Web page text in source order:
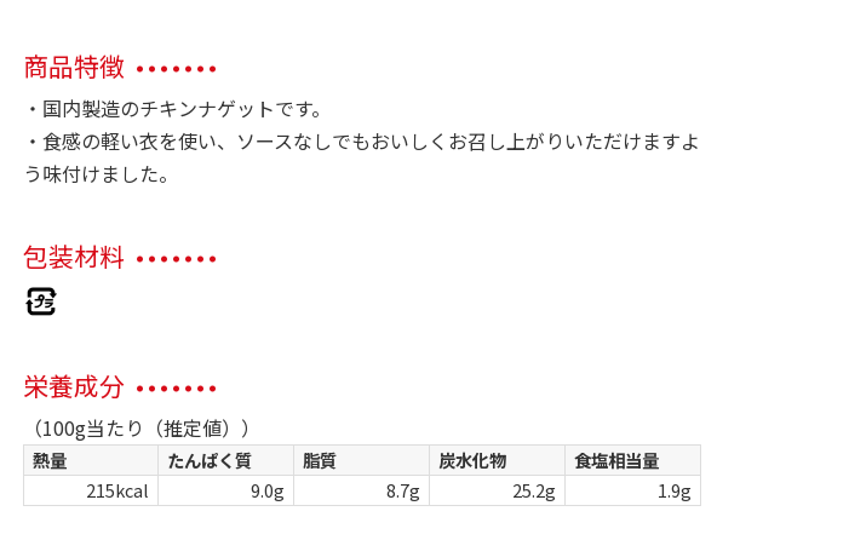
商品特徴
・国内製造のチキンナゲットです。
・食感の軽い衣を使い、ソースなしでもおいしくお召し上がりいただけますよ
う味付けました。
包装材料
栄養成分
（100g当たり（推定値））
熱量 たんぱく質 脂質 炭水化物
食塩相当量
215kcal
9.0g 8.7g 25.2g 1.9g